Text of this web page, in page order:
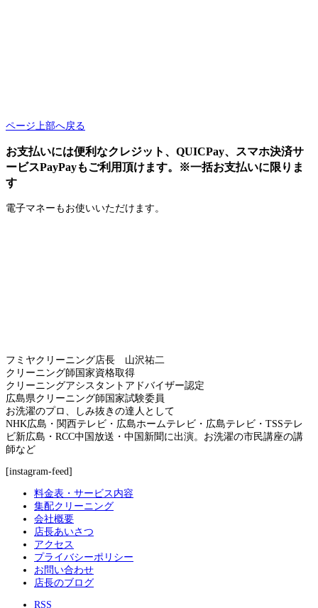
ページ上部へ戻る
お支払いには便利なクレジット、QUICPay、スマホ決済サ
ービスPayPayもご利用頂けます。※一括お支払いに限りま
す
電子マネーもお使いいただけます。
フミヤクリーニング店長 山沢祐二
クリーニング師国家資格取得
クリーニングアシスタントアドバイザー認定
広島県クリーニング師国家試験委員
お洗濯のプロ、しみ抜きの達人として
NHK広島・関西テレビ・広島ホームテレビ・広島テレビ・TSSテレ
ビ新広島・RCC中国放送・中国新聞に出演。お洗濯の市民講座の講
師など
[instagram-feed]
料金表・サービス内容
集配クリーニング
会社概要
店長あいさつ
アクセス
プライバシーポリシー
お問い合わせ
店長のブログ
RSS